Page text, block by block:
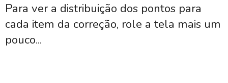
Para ver a distribuição dos pontos para
cada item da correção, role a tela mais um
pouco...